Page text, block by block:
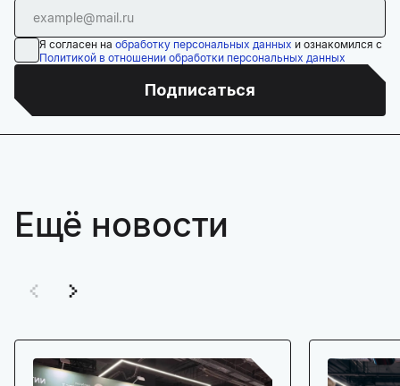
Я согласен на обработку персональных данных и ознакомился с
Политикой в отношении обработки персональных данных
Подписаться
Ещё новости